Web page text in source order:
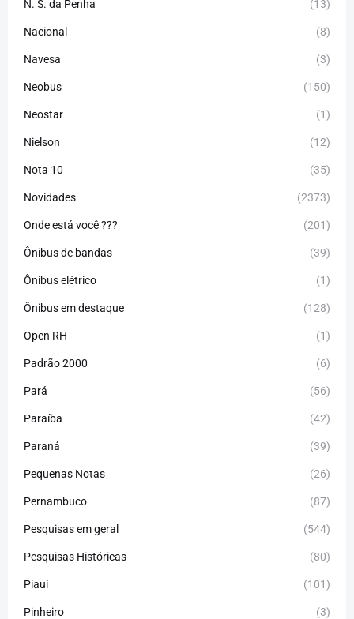
N. S. da Penha (13)
Nacional (8)
Navesa (3)
Neobus (150)
Neostar (1)
Nielson (12)
Nota 10 (35)
Novidades (2373)
Onde está você ??? (201)
Ônibus de bandas (39)
Ônibus elétrico (1)
Ônibus em destaque (128)
Open RH (1)
Padrão 2000 (6)
Pará (56)
Paraíba (42)
Paraná (39)
Pequenas Notas (26)
Pernambuco (87)
Pesquisas em geral (544)
Pesquisas Históricas (80)
Piauí (101)
Pinheiro (3)